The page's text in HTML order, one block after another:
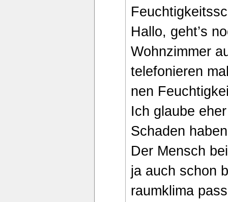
Hallo, geht’s
Wohnzimmer
telefonieren
nen
Ich glaube
Schaden
Der Mensch
ja auch schon
raumklima